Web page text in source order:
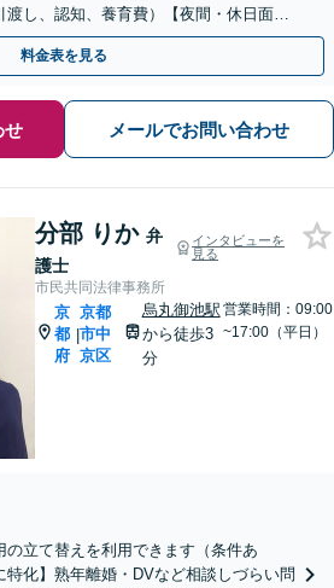
し、認知、養育費）【夜間・休日面談
談可】【丸太町駅6分】
料金表を見る
せ メールでお問い合わせ
分部 りか 弁
護士
インタビューを
見る
市民共同法律事務所
京
都
府
|
京都
市中
京区
烏丸御池駅
から徒歩3
分
営業時間：09:00
~17:00（平日）
の立て替えを利用できます（条件あ
特化】熟年離婚・DVなど相談しづらい問